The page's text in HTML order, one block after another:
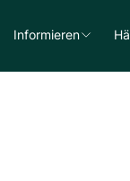
Informieren